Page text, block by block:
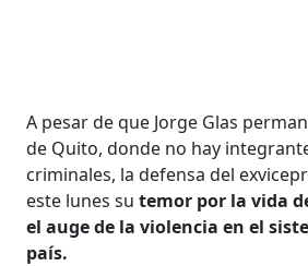
A pesar de que Jorge Glas
de Quito, donde no hay
criminales, la defensa del
este lunes sutemor por la vida
el auge de la violencia en el
país.